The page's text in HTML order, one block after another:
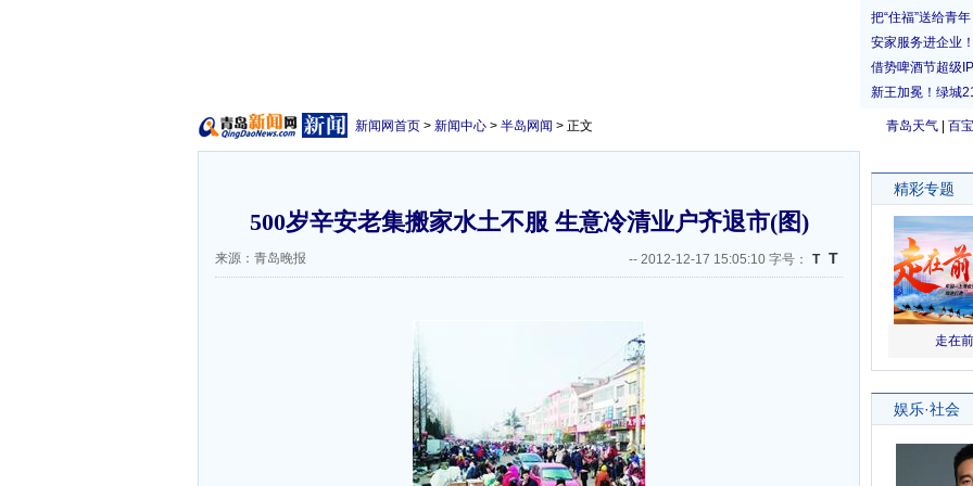
青岛天气 百
新闻网首页 > 新闻中心 > 半岛网闻 > 正文
500岁辛安老集搬家水土不服 生意冷清业户齐退市(图)
来源：青岛晚报 -- 2012-12-17 15:05:10 字号： T T